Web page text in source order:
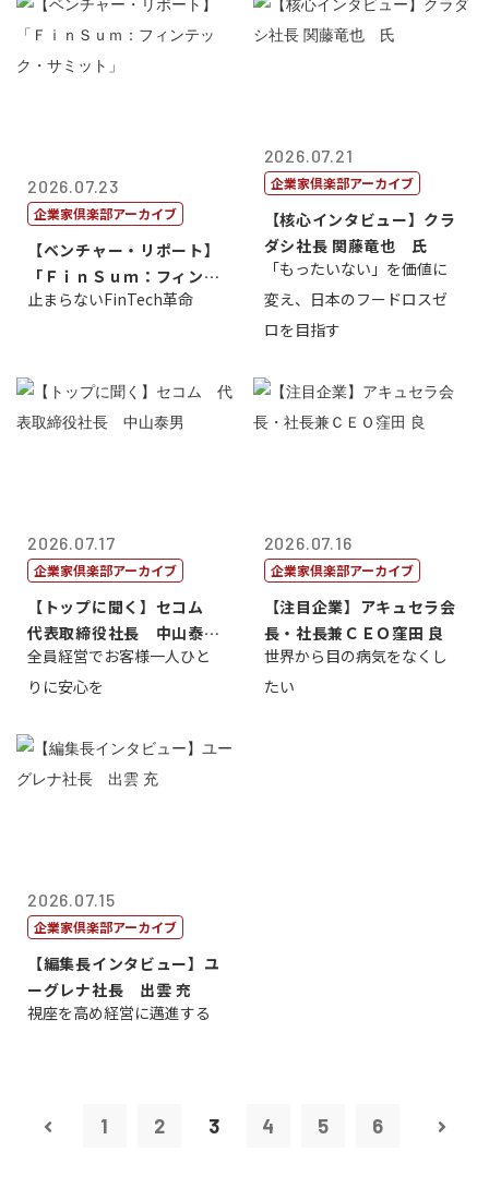
2026.07.23
企業家倶楽部アーカイブ
【ベンチャー・リポート】
「ＦｉｎＳｕｍ：フィンテ
ック・サミッ...
止まらないFinTech革命
2026.07.21
企業家倶楽部アーカイブ
【核心インタビュー】クラ
ダシ社長 関藤竜也 氏
「もったいない」を価値に
変え、日本のフードロスゼ
ロを目指す
2026.07.17
企業家倶楽部アーカイブ
【トップに聞く】セコム
代表取締役社長 中山泰
男
全員経営でお客様一人ひと
りに安心を
2026.07.16
企業家倶楽部アーカイブ
【注目企業】アキュセラ会
長・社長兼ＣＥＯ窪田 良
世界から目の病気をなくし
たい
2026.07.15
企業家倶楽部アーカイブ
【編集長インタビュー】ユ
ーグレナ社長 出雲 充
視座を高め経営に邁進する
1 2 3 4 5 6